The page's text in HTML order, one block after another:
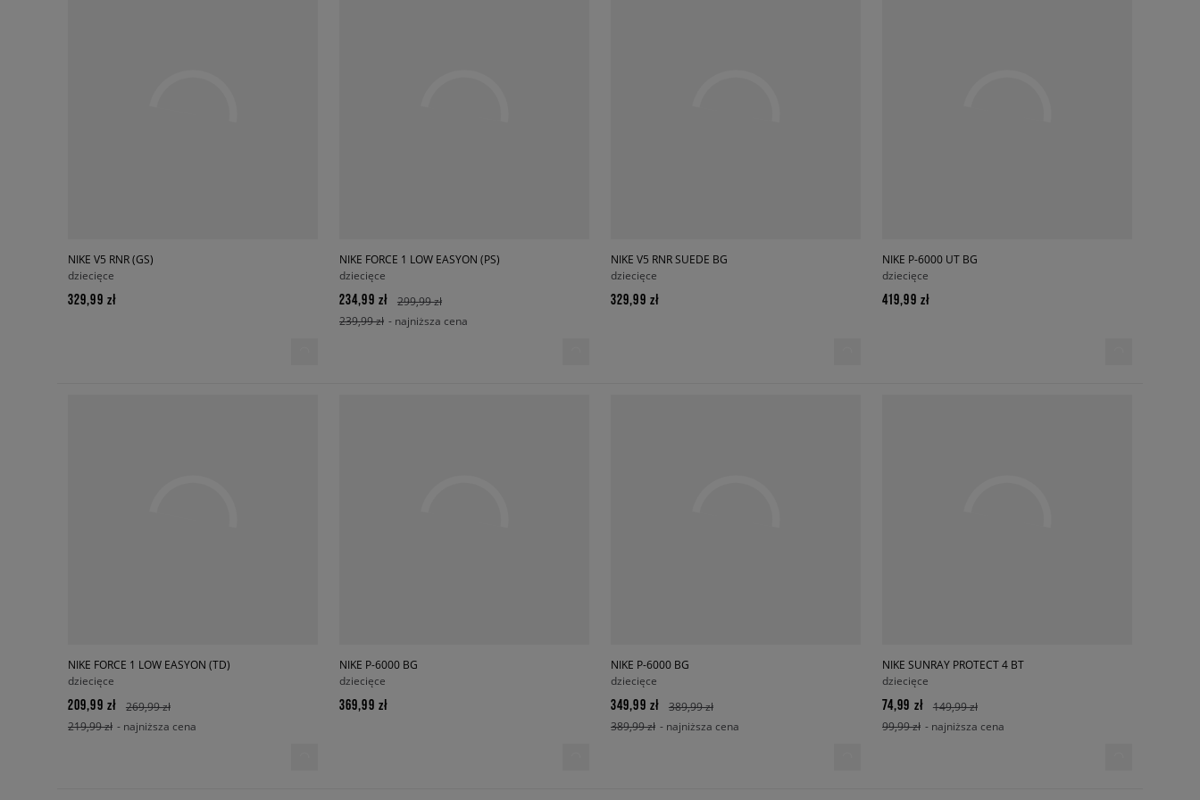
NIKE V5 RNR (GS)
dziecięce
329,99 zł
NIKE FORCE 1 LOW EASYON (PS)
dziecięce
234,99 zł
299,99 zł
239,99 zł - najniższa cena
NIKE V5 RNR SUEDE BG
dziecięce
329,99 zł
NIKE P-6000 UT BG
dziecięce
419,99 zł
NIKE FORCE 1 LOW EASYON (TD)
dziecięce
209,99 zł
269,99 zł
219,99 zł - najniższa cena
NIKE P-6000 BG
dziecięce
369,99 zł
NIKE P-6000 BG
dziecięce
349,99 zł
389,99 zł
389,99 zł - najniższa cena
NIKE SUNRAY PROTECT 4 BT
dziecięce
74,99 zł
149,99 zł
99,99 zł - najniższa cena